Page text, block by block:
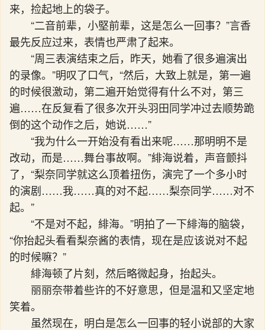
来，捡起地上的袋子。
“二音前辈，小堅前辈，这是怎么一回事？”言香
最先反应过来，表情也严肃了起来。
“周三表演结束之后，昨天，她看了很多遍演出
的录像。”明叹了口气，“然后，大致上就是，第一遍
的时候很激动，第二遍开始觉得有什么不对，第三
遍……在反复看了很多次开头羽田同学冲过去顺势跪
倒的这个动作之后，她说……”
“我为什么一开始没有看出来呢……那明明不是
改动，而是……舞台事故啊。”緋海说着，声音颤抖
了，“梨奈同学就这么顶着扭伤，演完了一个多小时
的演剧……我……真的对不起……梨奈同学……对不
起。”
“不是对不起，緋海。”明拍了一下緋海的脑袋，
“你抬起头看看梨奈酱的表情，现在是应该说对不起
的时候嘛？”
緋海顿了片刻，然后略微起身，抬起头。
丽丽奈带着些许的不好意思，但是温和又坚定地
笑着。
虽然现在，明白是怎么一回事的轻小说部的大家